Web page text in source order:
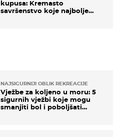
NAJSIGURNIJI OBLIK REKREACIJE
Vježbe za koljeno u moru: 5
sigurnih vježbi koje mogu
smanjiti bol i poboljšati
kupusa: Kremasto
savršenstvo koje najbolje